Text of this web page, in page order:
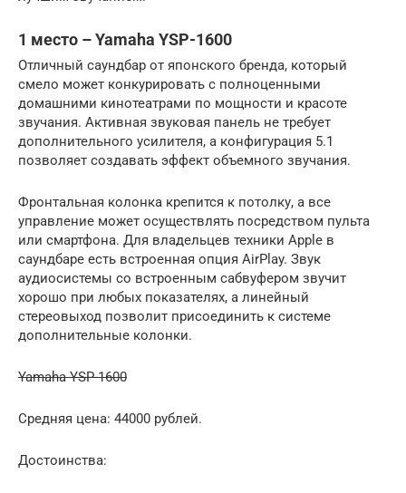
1 место – Yamaha YSP-1600
Отличный саундбар от японского бренда, который
смело может конкурировать с полноценными
домашними кинотеатрами по мощности и красоте
звучания. Активная звуковая панель не требует
дополнительного усилителя, а конфигурация 5.1
позволяет создавать эффект объемного звучания.
Фронтальная колонка крепится к потолку, а все
управление может осуществлять посредством пульта
или смартфона. Для владельцев техники Apple в
саундбаре есть встроенная опция AirPlay. Звук
аудиосистемы со встроенным сабвуфером звучит
хорошо при любых показателях, а линейный
стереовыход позволит присоединить к системе
дополнительные колонки.
Yamaha YSP-1600
Средняя цена: 44000 рублей.
Достоинства: